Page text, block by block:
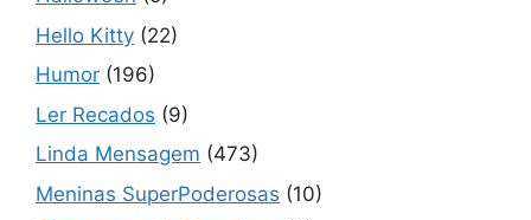
Hello Kitty (22)
Humor (196)
Ler Recados (9)
Linda Mensagem (473)
Meninas SuperPoderosas (10)